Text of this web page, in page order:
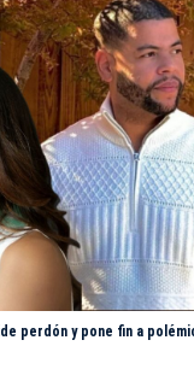
perdón y pone fin a